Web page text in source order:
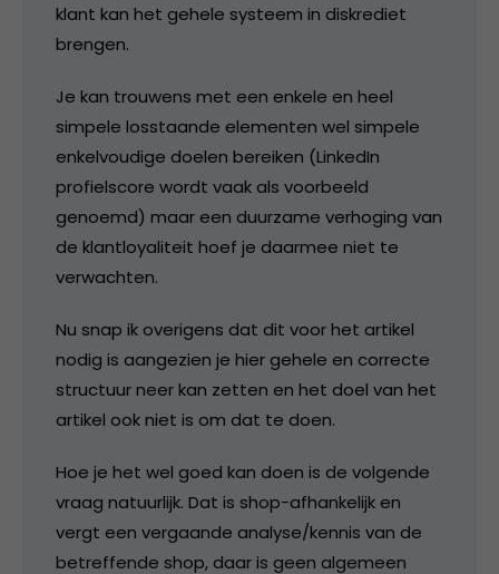
klant kan het gehele systeem in diskrediet
brengen.
Je kan trouwens met een enkele en heel
simpele losstaande elementen wel simpele
enkelvoudige doelen bereiken (LinkedIn
profielscore wordt vaak als voorbeeld
genoemd) maar een duurzame verhoging van
de klantloyaliteit hoef je daarmee niet te
verwachten.
Nu snap ik overigens dat dit voor het artikel
nodig is aangezien je hier gehele en correcte
structuur neer kan zetten en het doel van het
artikel ook niet is om dat te doen.
Hoe je het wel goed kan doen is de volgende
vraag natuurlijk. Dat is shop-afhankelijk en
vergt een vergaande analyse/kennis van de
betreffende shop, daar is geen algemeen